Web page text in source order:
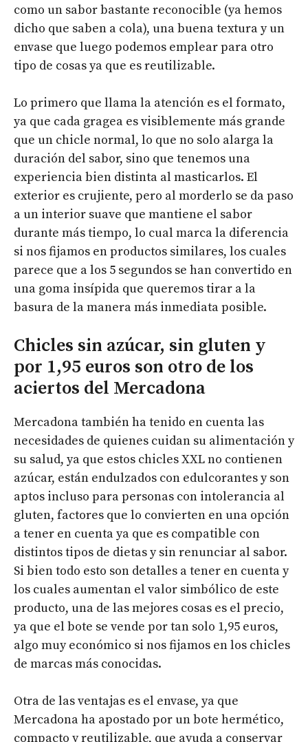
como un sabor bastante reconocible (ya hemos
dicho que saben a cola), una buena textura y un
envase que luego podemos emplear para otro
tipo de cosas ya que es reutilizable.
Lo primero que llama la atención es el formato,
ya que cada gragea es visiblemente más grande
que un chicle normal, lo que no solo alarga la
duración del sabor, sino que tenemos una
experiencia bien distinta al masticarlos. El
exterior es crujiente, pero al morderlo se da paso
a un interior suave que mantiene el sabor
durante más tiempo, lo cual marca la diferencia
si nos fijamos en productos similares, los cuales
parece que a los 5 segundos se han convertido en
una goma insípida que queremos tirar a la
basura de la manera más inmediata posible.
Chicles sin azúcar, sin gluten y
por 1,95 euros son otro de los
aciertos del Mercadona
Mercadona también ha tenido en cuenta las
necesidades de quienes cuidan su alimentación y
su salud, ya que estos chicles XXL no contienen
azúcar, están endulzados con edulcorantes y son
aptos incluso para personas con intolerancia al
gluten, factores que lo convierten en una opción
a tener en cuenta ya que es compatible con
distintos tipos de dietas y sin renunciar al sabor.
Si bien todo esto son detalles a tener en cuenta y
los cuales aumentan el valor simbólico de este
producto, una de las mejores cosas es el precio,
ya que el bote se vende por tan solo 1,95 euros,
algo muy económico si nos fijamos en los chicles
de marcas más conocidas.
Otra de las ventajas es el envase, ya que
Mercadona ha apostado por un bote hermético,
compacto y reutilizable, que ayuda a conservar